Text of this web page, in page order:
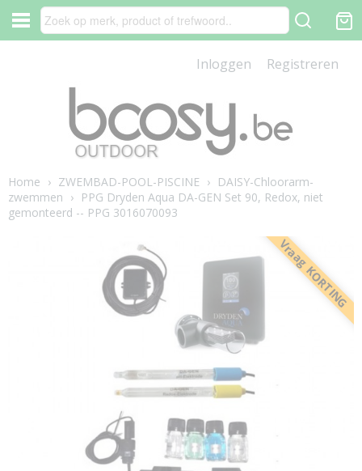
Inloggen Registreren
Home › ZWEMBAD-POOL-PISCINE › DAISY-Chloorarm-
zwemmen › PPG Dryden Aqua DA-GEN Set 90, Redox, niet
gemonteerd -- PPG 3016070093
Vraag KORTING